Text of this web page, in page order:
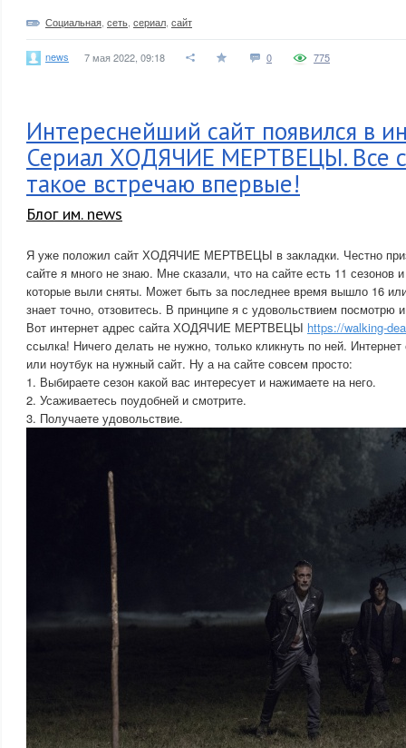
Социальная сеть сериал сайт
news 7 мая 2022, 09:18 0 775
Интереснейший сайт появился в
Сериал ХОДЯЧИЕ МЕРТВЕЦЫ. Все
такое встречаю впервые!
Блог им. news
Я уже положил сайт ХОДЯЧИЕ МЕРТВЕЦЫ в закладки. Честно
сайте я много не знаю. Мне сказали, что на сайте есть 11 сезонов
которые выли сняты. Может быть за последнее время вышло 16
знает точно, отзовитесь. В принципе я с удовольствием посмотрю
Вот интернет адрес сайта ХОДЯЧИЕ МЕРТВЕЦЫ https://walking-
ссылка! Ничего делать не нужно, только кликнуть по ней.
или ноутбук на нужный сайт. Ну а на сайте совсем просто:
1. Выбираете сезон какой вас интересует и нажимаете на него.
2. Усаживаетесь поудобней и смотрите.
3. Получаете удовольствие.